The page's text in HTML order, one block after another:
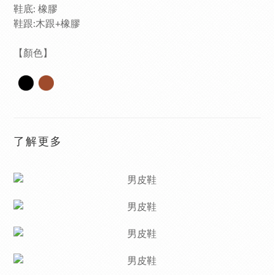
鞋底: 橡膠
鞋跟:木跟+橡膠
【顏色】
了解更多